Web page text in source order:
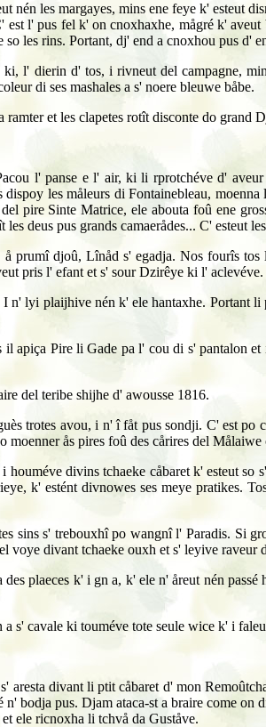
les margayes, mins ene feye k' esteut
l' pus fel k' on cnoxhaxhe, mågré k'
les rins. Portant, dj' end a cnoxhou pus d'
l' dierin d' tos, i rivneut del campagne,
di ses mashales a s' noere bleuwe båbe.
et les clapetes rotît disconte do grand
l' panse e l' air, ki li rprotchéve d'
les måleurs di Fontainebleau,
pire Sinte Matrice, ele abouta foû ene
deus pus grands camaerådes... C' esteut
djoû, Lînåd s' egadja. Nos fourîs tos
pris l' efant et s' sour Dzirêye ki l' aclevéve.
n' lyi plaijhive nén k' ele hantaxhe. Portant
apiça Pire li Gade pa l' cou di s' pantalon
del teribe shijhe d' awousse 1816.
trotes avou, i n' î fåt pus sondji. C' est
ås pires foû des cårires del
divins tchaeke cåbaret k' esteut
k' estént divnowes ses meye pratikes.
s' trebouxhî po wangnî l' Paradis. Si
divant tchaeke ouxh et s' leyive raveur
plaeces k' i gn a, k' ele n' åreut nén
s' cavale ki touméve tote seule wice k' i
divant li ptit cåbaret d' mon
bodja pus. Djam ataca-st a braire come
ele ricnoxha li tchvå da Guståve.